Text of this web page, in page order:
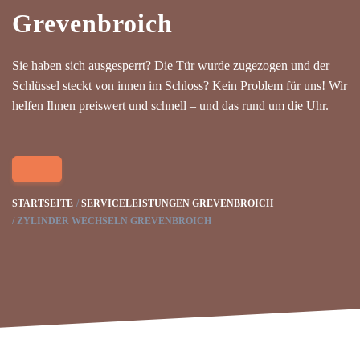
Grevenbroich
Sie haben sich ausgesperrt? Die Tür wurde zugezogen und der
Schlüssel steckt von innen im Schloss? Kein Problem für uns! Wir
helfen Ihnen preiswert und schnell – und das rund um die Uhr.
STARTSEITE
SERVICELEISTUNGEN GREVENBROICH
ZYLINDER WECHSELN GREVENBROICH